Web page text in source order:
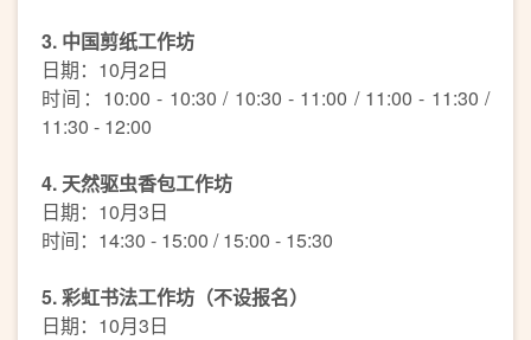
3. 中国剪纸工作坊
日期：10月2日
时间：10:00 - 10:30 / 10:30 - 11:00 / 11:00 - 11:30 /
11:30 - 12:00
4. 天然驱虫香包工作坊
日期：10月3日
时间：14:30 - 15:00 / 15:00 - 15:30
5. 彩虹书法工作坊（不设报名）
日期：10月3日